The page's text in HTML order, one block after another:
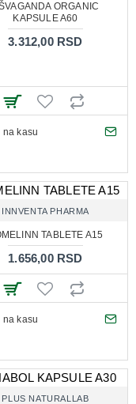
ORGANIC
KAPSULE A60
3.312,00 RSD
na kasu
INNVENTA PHARMA
TABLETE A15
1.656,00 RSD
na kasu
PLUS NATURALLAB